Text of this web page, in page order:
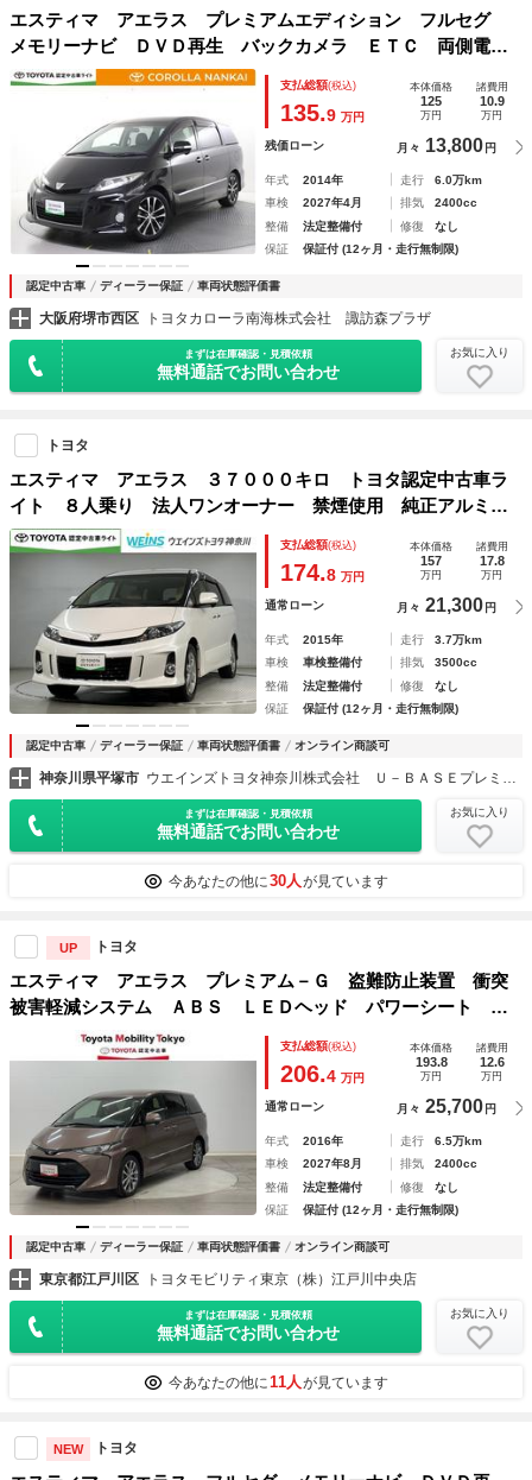
エスティマ アエラス プレミアムエディション フルセグ
メモリーナビ ＤＶＤ再生 バックカメラ ＥＴＣ 両側電動
スライド ＨＩＤヘッドライト 乗車定員７人 ３列シート
支払総額(税込)
135.9 万円
本体価格
125
万円
諸費用
10.9
万円
残価ローン 月々 13,800 円
年式 2014年 走行
6.0万km
車検
2027年4月 排気
2400cc
整備
法定整備付 修復
なし
保証
保証付 (12ヶ月・走行無制限)
認定中古車 ディーラー保証 車両状態評価書
大阪府堺市西区 トヨタカローラ南海株式会社 諏訪森プラザ
まずは在庫確認・見積依頼
無料通話でお問い合わせ
お気に入り
トヨタ
エスティマ アエラス ３７０００キロ トヨタ認定中古車ラ
イト ８人乗り 法人ワンオーナー 禁煙使用 純正アルミ夏
タイヤあり 純正ＨＤＤナビ バックモニター ＨＩＤライ
ト 電動スライドドア クルーズコントロール ＥＴＣ車載器
支払総額(税込)
174.8 万円
本体価格
157
万円
諸費用
17.8
万円
通常ローン 月々 21,300 円
年式 2015年 走行
3.7万km
車検
車検整備付 排気
3500cc
整備
法定整備付 修復
なし
保証
保証付 (12ヶ月・走行無制限)
認定中古車 ディーラー保証 車両状態評価書 オンライン商談可
神奈川県平塚市 ウエインズトヨタ神奈川株式会社 Ｕ－ＢＡＳＥプレミアム平塚
まずは在庫確認・見積依頼
無料通話でお問い合わせ
お気に入り
今あなたの他に30人が見ています
UP トヨタ
エスティマ アエラス プレミアム－Ｇ 盗難防止装置 衝突
被害軽減システム ＡＢＳ ＬＥＤヘッド パワーシート 地
デジＴＶ 両側パワースライドドア ＤＶＤ再生 クルーズコ
ントロール ナビ＆ＴＶ ＥＴＣ ドライブレコーダー ４Ｗ
支払総額(税込)
206.4 万円
本体価格
193.8
万円
諸費用
12.6
万円
通常ローン 月々 25,700 円
年式 2016年 走行
6.5万km
車検
2027年8月 排気
2400cc
整備
法定整備付 修復
なし
保証
保証付 (12ヶ月・走行無制限)
認定中古車 ディーラー保証 車両状態評価書 オンライン商談可
東京都江戸川区 トヨタモビリティ東京（株）江戸川中央店
まずは在庫確認・見積依頼
無料通話でお問い合わせ
お気に入り
今あなたの他に11人が見ています
NEW トヨタ